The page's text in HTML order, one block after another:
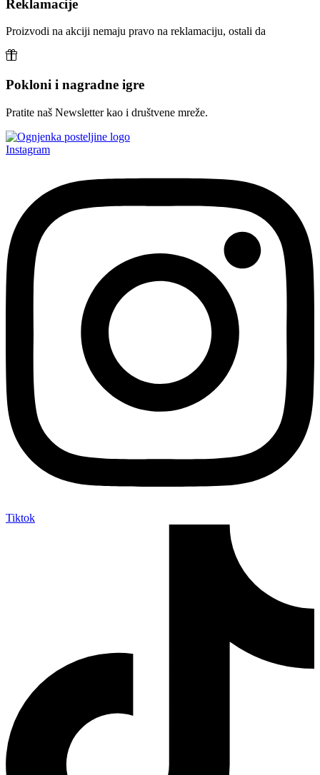
Reklamacije
Proizvodi na akciji nemaju pravo na reklamaciju, ostali da
Pokloni i nagradne igre
Pratite naš Newsletter kao i društvene mreže.
Instagram
Tiktok